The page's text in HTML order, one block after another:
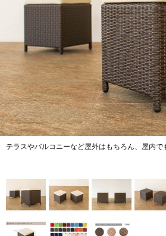
テラスやバルコニーなど屋外はもちろん、屋内で